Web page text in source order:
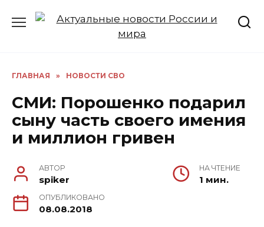
ГЛАВНАЯ » НОВОСТИ СВО
СМИ: Порошенко подарил
сыну часть своего имения
и миллион гривен
АВТОР
spiker
НА ЧТЕНИЕ
1 мин.
ОПУБЛИКОВАНО
08.08.2018